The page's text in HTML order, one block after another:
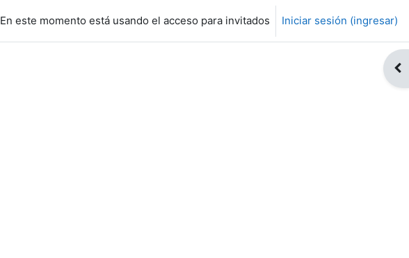
En este momento está usando el acceso para invitados Iniciar sesión (ingresar)